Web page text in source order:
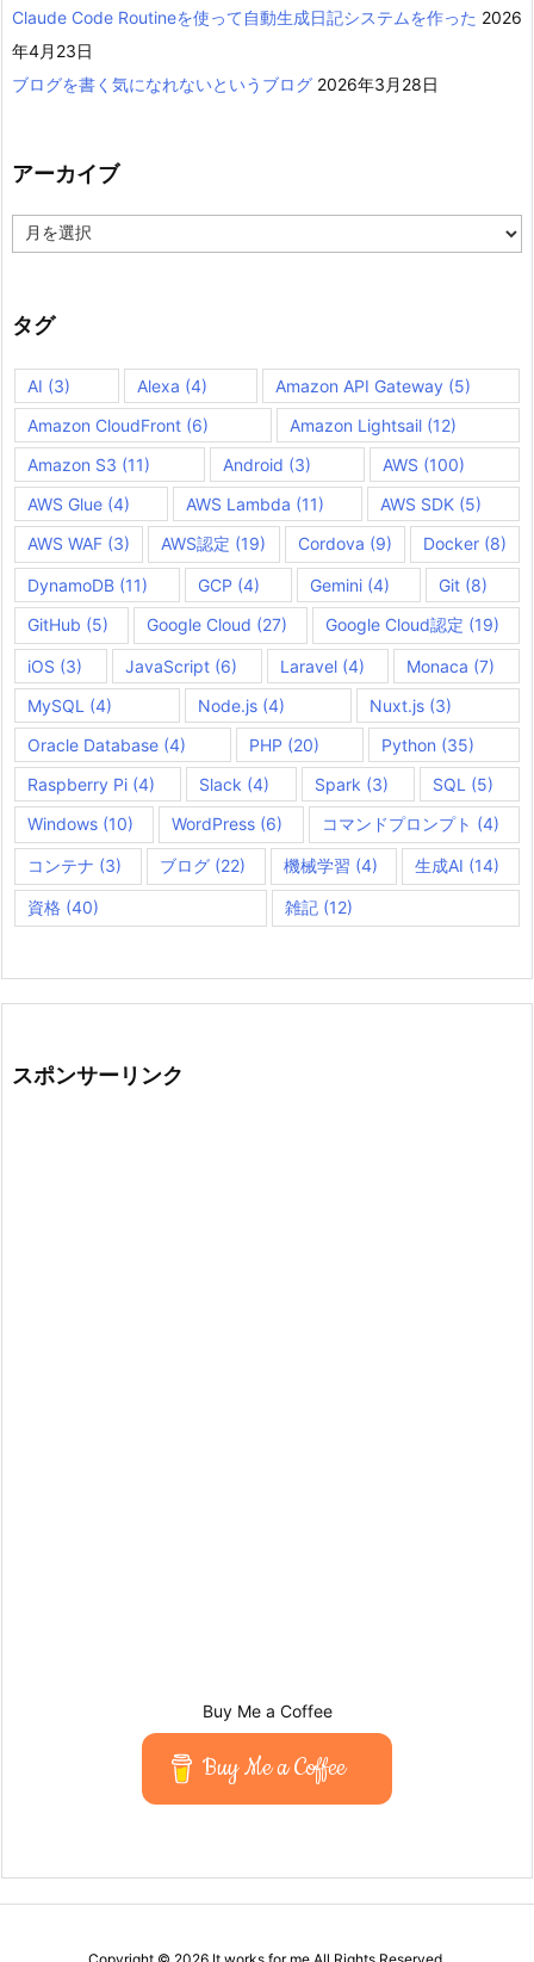
Claude Code Routineを使って自動生成日記システムを作った 2026
年4月23日
ブログを書く気になれないというブログ 2026年3月28日
アーカイブ
ー
ブ
タグ
AI (3) Alexa (4) Amazon API Gateway (5)
Amazon CloudFront (6) Amazon Lightsail (12)
Amazon S3 (11) Android (3) AWS (100)
AWS Glue (4) AWS Lambda (11) AWS SDK (5)
AWS WAF (3) AWS認定 (19) Cordova (9) Docker(8)
DynamoDB (11) GCP (4) Gemini(4) Git (8)
GitHub (5) Google Cloud (27) Google Cloud認定 (19)
iOS (3) JavaScript(6) Laravel(4) Monaca (7)
MySQL (4) Node.js(4) Nuxt.js (3)
Oracle Database (4) PHP (20) Python (35)
Raspberry Pi (4) Slack (4) Spark (3) SQL (5)
Windows (10) WordPress (6) コマンドプロンプト (4)
コンテナ (3) ブログ(22) 機械学習 (4) 生成AI (14)
資格 (40) 雑記(12)
スポンサーリンク
Buy Me a Coffee
Buy Me a Coffee
Copyright © 2026 It works for me All Rights Reserved.